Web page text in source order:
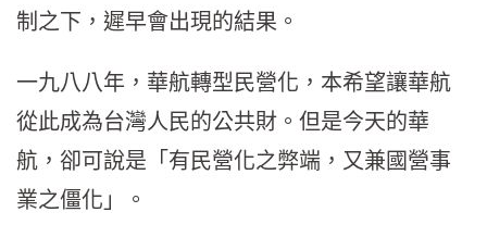
制之下，遲早會出現的結果。
一九八八年，華航轉型民營化，本希望讓華航
從此成為台灣人民的公共財。但是今天的華
航，卻可說是「有民營化之弊端，又兼國營事
業之僵化」。